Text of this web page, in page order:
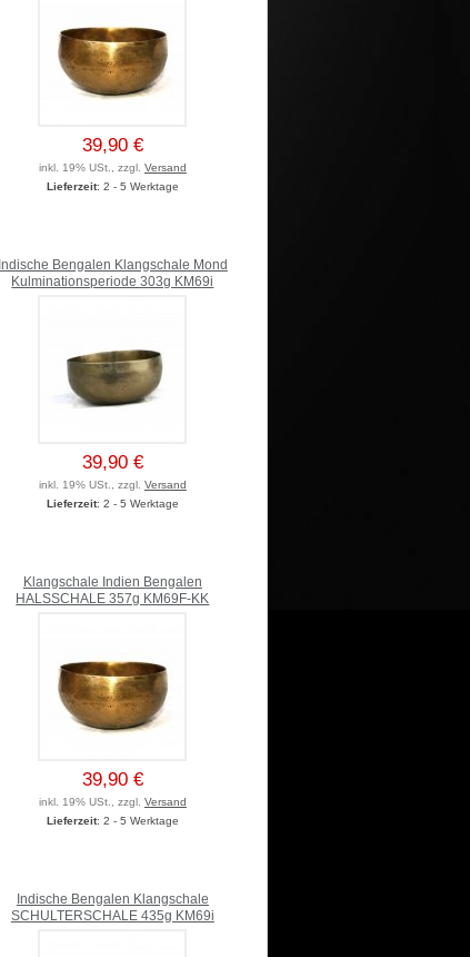
39,90 €
inkl. 19% USt., zzgl. Versand
Lieferzeit: 2 - 5 Werktage
Indische Bengalen Klangschale Mond
Kulminationsperiode 303g KM69i
39,90 €
inkl. 19% USt., zzgl. Versand
Lieferzeit: 2 - 5 Werktage
Klangschale Indien Bengalen
HALSSCHALE 357g KM69F-KK
39,90 €
inkl. 19% USt., zzgl. Versand
Lieferzeit: 2 - 5 Werktage
Indische Bengalen Klangschale
SCHULTERSCHALE 435g KM69i